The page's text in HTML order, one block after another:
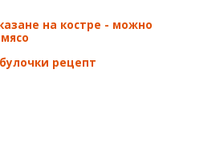
на костре - можно